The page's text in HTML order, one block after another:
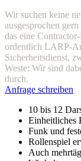
Wir suchen keine
ausgesprochen
das eine
ordentlich LARP-
Sicherheitsdienst,
Weste: Wir sind
durch.
Anfrage schreiben
10 bis 12
Einheitliches
Funk und
Rollenspiel
Auch